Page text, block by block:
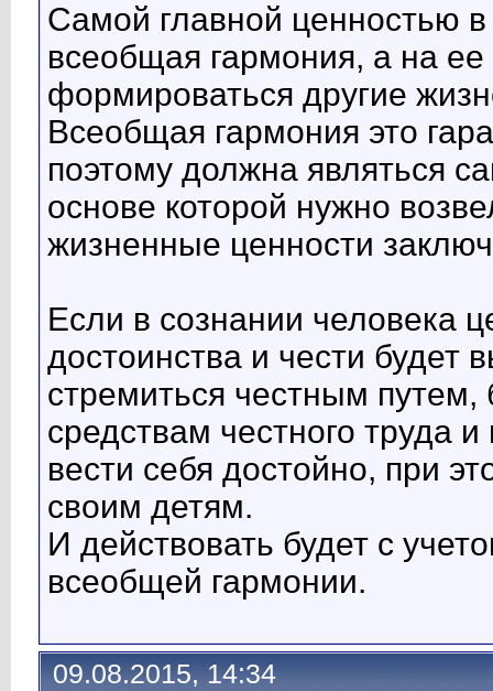
Самой главной ценностью
всеобщая гармония, а на
формироваться другие
Всеобщая гармония это
поэтому должна являться
основе которой нужно
жизненные ценности
Если в сознании человека
достоинства и чести будет
стремиться честным путем,
средствам честного труда
вести себя достойно, при
своим детям.
И действовать будет с
всеобщей гармонии.
09.08.2015, 14:34